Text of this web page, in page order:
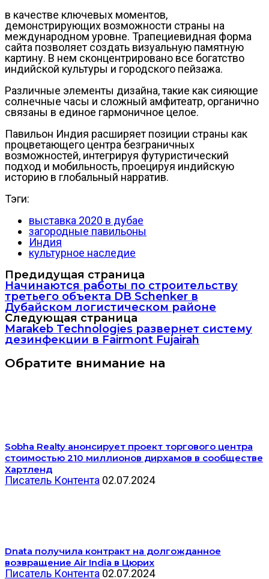
в качестве ключевых моментов,
демонстрирующих возможности страны на
международном уровне. Трапециевидная форма
сайта позволяет создать визуальную памятную
картину. В нем сконцентрировано все богатство
индийской культуры и городского пейзажа.
Различные элементы дизайна, такие как сияющие
солнечные часы и сложный амфитеатр, органично
связаны в единое гармоничное целое.
Павильон Индия расширяет позиции страны как
процветающего центра безграничных
возможностей, интегрируя футуристический
подход и мобильность, проецируя индийскую
историю в глобальный нарратив.
Тэги:
выставка 2020 в дубае
загородные павильоны
Индия
культурное наследие
Предидущая страница
Начинаются работы по строительству
третьего объекта DB Schenker в
Дубайском логистическом районе
Следующая страница
Marakeb Technologies развернет систему
дезинфекции в Fairmont Fujairah
Обратите внимание на
Sobha Realty анонсирует проект торгового центра
стоимостью 210 миллионов дирхамов в сообществе
Хартленд
Писатель Контента 02.07.2024
Dnata получила контракт на долгожданное
возвращение Air India в Цюрих
Писатель Контента 02.07.2024